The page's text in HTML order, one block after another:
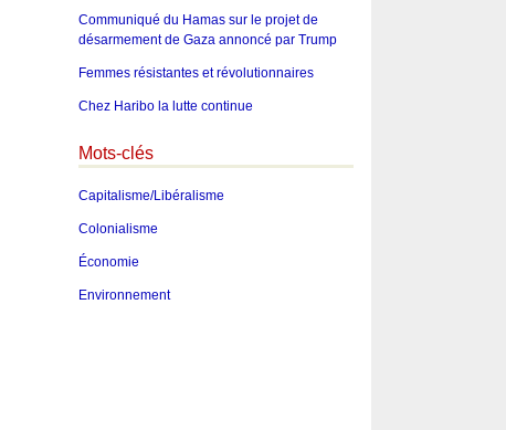
Communiqué du Hamas sur le projet de
désarmement de Gaza annoncé par Trump
Femmes résistantes et révolutionnaires
Chez Haribo la lutte continue
Mots-clés
Capitalisme/Libéralisme
Colonialisme
Économie
Environnement